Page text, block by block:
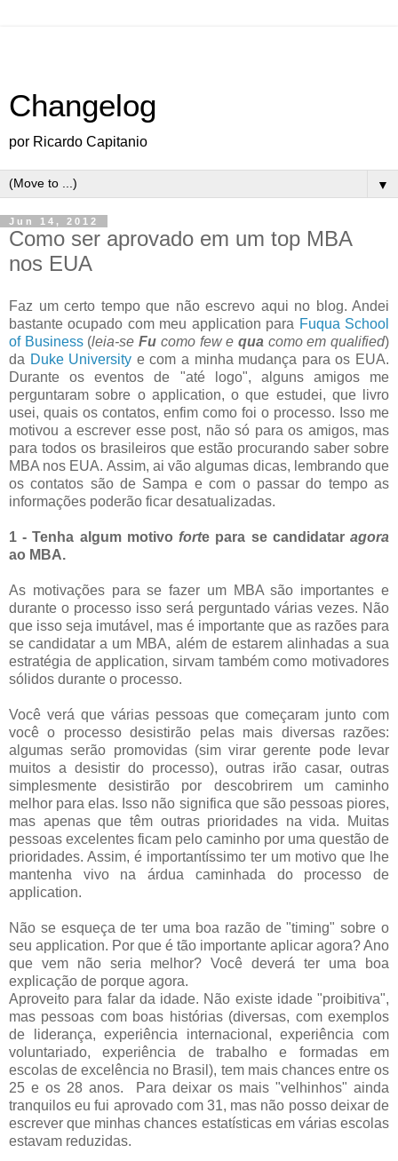
Changelog
por Ricardo Capitanio
▼
Jun 14, 2012
Como ser aprovado em um top MBA
nos EUA
Faz um certo tempo que não escrevo aqui no blog. Andei
bastante ocupado com meu application para Fuqua School
of Business(leia-se Fu como few e qua como em qualified)
da Duke University e com a minha mudança para os EUA.
Durante os eventos de "até logo", alguns amigos me
perguntaram sobre o application, o que estudei, que livro
usei, quais os contatos, enfim como foi o processo. Isso me
motivou a escrever esse post, não só para os amigos, mas
para todos os brasileiros que estão procurando saber sobre
MBA nos EUA. Assim, ai vão algumas dicas, lembrando que
os contatos são de Sampa e com o passar do tempo as
informações poderão ficar desatualizadas.
1 - Tenha algum motivoforte para se candidataragora
ao MBA.
As motivações para se fazer um MBA são importantes e
durante o processo isso será perguntado várias vezes. Não
que isso seja imutável, mas é importante que as razões para
se candidatar a um MBA, além de estarem alinhadas a sua
estratégia de application, sirvam também como motivadores
sólidos durante o processo.
Você verá que várias pessoas que começaram junto com
você o processo desistirão pelas mais diversas razões:
algumas serão promovidas (sim virar gerente pode levar
muitos a desistir do processo), outras irão casar, outras
simplesmente desistirão por descobrirem um caminho
melhor para elas. Isso não significa que são pessoas piores,
mas apenas que têm outras prioridades na vida. Muitas
pessoas excelentes ficam pelo caminho por uma questão de
prioridades. Assim, é importantíssimo ter um motivo que lhe
mantenha vivo na árdua caminhada do processo de
application.
Não se esqueça de ter uma boa razão de "timing" sobre o
seu application. Por que é tão importante aplicar agora? Ano
que vem não seria melhor? Você deverá ter uma boa
explicação de porque agora.
Aproveito para falar da idade. Não existe idade "proibitiva",
mas pessoas com boas histórias (diversas, com exemplos
de liderança, experiência internacional, experiência com
voluntariado, experiência de trabalho e formadas em
escolas de excelência no Brasil), tem mais chances entre os
25 e os 28 anos. Para deixar os mais "velhinhos" ainda
tranquilos eu fui aprovado com 31, mas não posso deixar de
escrever que minhas chances estatísticas em várias escolas
estavam reduzidas.